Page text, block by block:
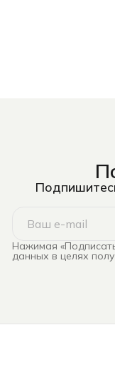
Нажимая
данных в целях